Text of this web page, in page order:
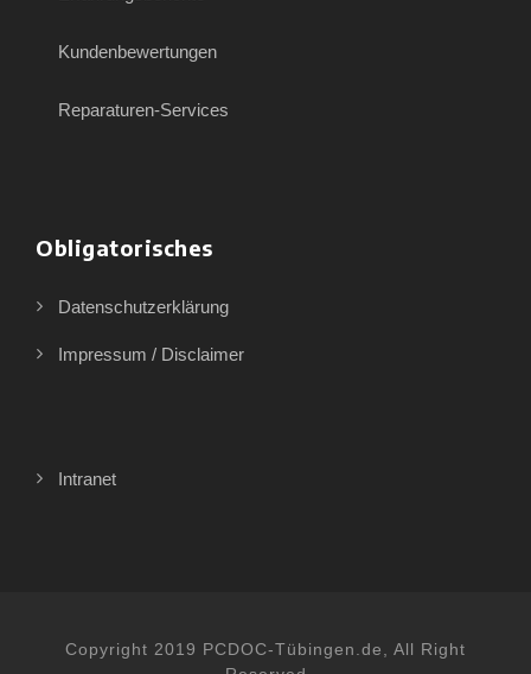
Kundenbewertungen
Reparaturen-Services
Obligatorisches
Datenschutzerklärung
Impressum / Disclaimer
Intranet
Copyright 2019 PCDOC-Tübingen.de, All Right